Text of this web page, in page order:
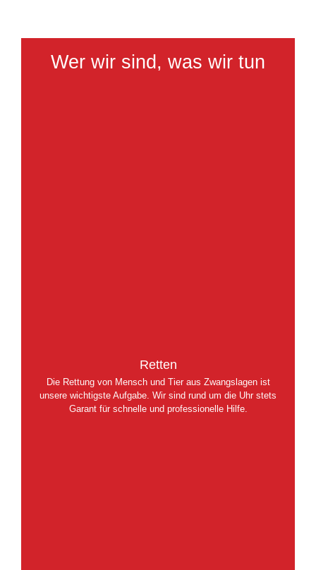
Wer wir sind, was wir tun
Retten
Die Rettung von Mensch und Tier aus Zwangslagen ist
unsere wichtigste Aufgabe. Wir sind rund um die Uhr stets
Garant für schnelle und professionelle Hilfe.